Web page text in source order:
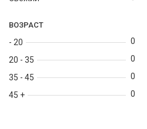
ВОЗРАСТ
- 20
20 - 35
35 - 45
45 +
0
0
0
0